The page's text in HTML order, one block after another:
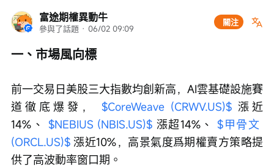
富途期權異動牛
參與了話題 · 06/02 09:09
關注
一、市場風向標
前一交易日美股三大指數均創新高，AI雲基礎設施賽
道徹底爆發， $CoreWeave (CRWV.US)$ 漲近
14%、 $NEBIUS (NBIS.US)$ 漲超14%、 $甲骨文
(ORCL.US)$ 漲近10%，高景氣度爲期權賣方策略提
供了高波動率窗口期。